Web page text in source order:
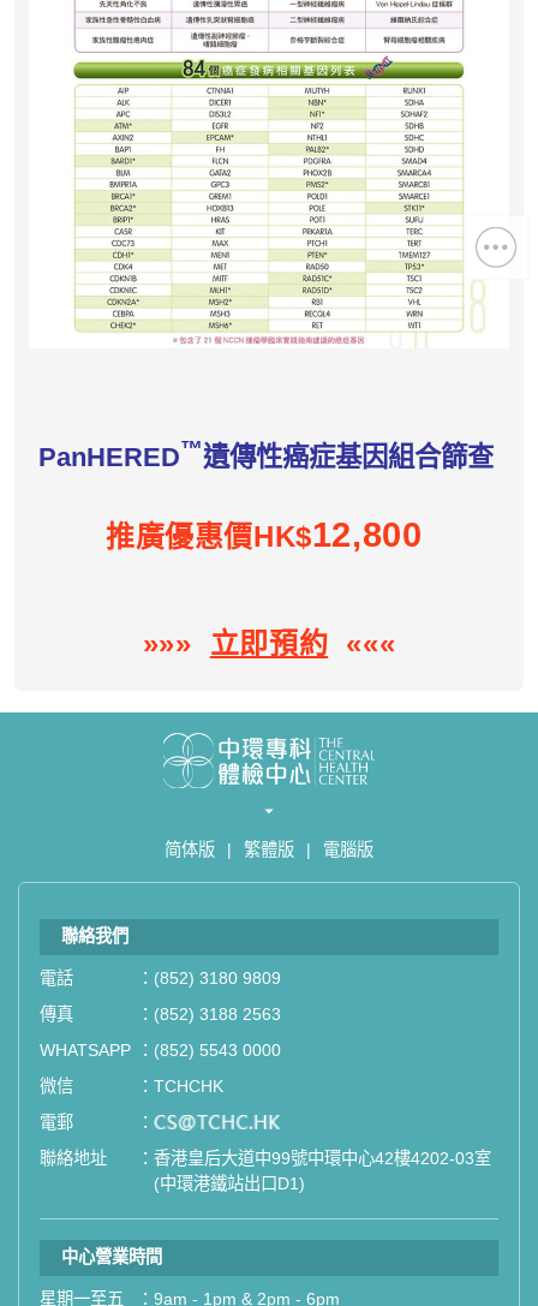
PanHERED™遺傳性癌症基因組合篩查
推廣優惠價HK$12,800
»»» 立即預約 «««
简体版 | 繁體版 | 電腦版
聯絡我們
電話 ： (852) 3180 9809
傳真
： (852) 3188 2563
WHATSAPP
： (852) 5543 0000
微信
： TCHCHK
電郵
： email
聯絡地址
： 香港皇后大道中99號中環中心42樓4202-03室
(中環港鐵站出口D1)
中心營業時間
星期一至五 ： 9am - 1pm & 2pm - 6pm